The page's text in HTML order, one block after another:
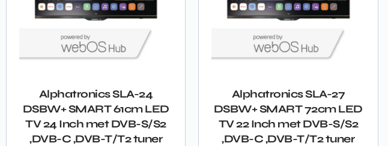
Alphatronics SLA-24
DSBW+ SMART 61cm LED
TV 24 Inch met DVB-S/S2
,DVB-C ,DVB-T/T2 tuner
Alphatronics SLA-27
DSBW+ SMART 72cm LED
TV 22 Inch met DVB-S/S2
,DVB-C ,DVB-T/T2 tuner